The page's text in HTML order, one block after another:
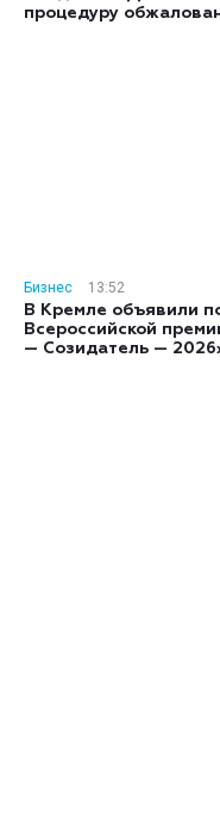
процедуру
Бизнес
13:52
В Кремле объявили
Всероссийской
— Созидатель —